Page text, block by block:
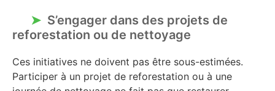
S’engager dans des projets de
reforestation ou de nettoyage
Ces initiatives ne doivent pas être sous-estimées.
Participer à un projet de reforestation ou à une